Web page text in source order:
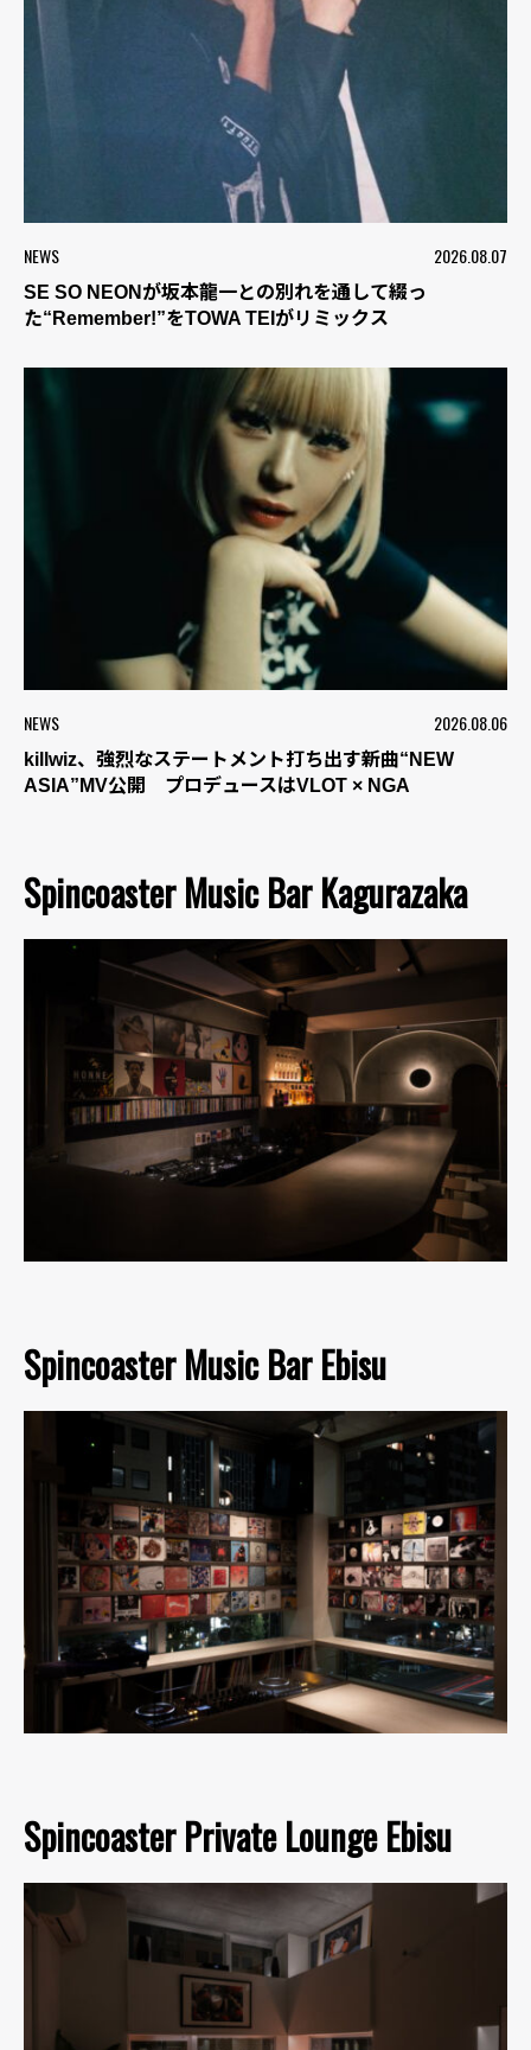
NEWS 2026.08.07
SE SO NEONが坂本龍一との別れを通して綴っ
た“Remember!”をTOWA TEIがリミックス
NEWS 2026.08.06
killwiz、強烈なステートメント打ち出す新曲“NEW
ASIA”MV公開 プロデュースはVLOT × NGA
Spincoaster Music Bar Kagurazaka
Spincoaster Music Bar Ebisu
Spincoaster Private Lounge Ebisu